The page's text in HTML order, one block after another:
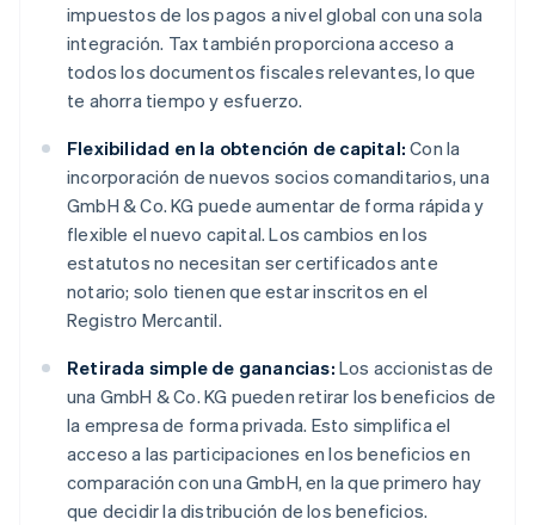
impuestos de los pagos a nivel global con una sola
integración. Tax también proporciona acceso a
todos los documentos fiscales relevantes, lo que
te ahorra tiempo y esfuerzo.
Flexibilidad en la obtención de capital: Con la
incorporación de nuevos socios comanditarios, una
GmbH & Co. KG puede aumentar de forma rápida y
flexible el nuevo capital. Los cambios en los
estatutos no necesitan ser certificados ante
notario; solo tienen que estar inscritos en el
Registro Mercantil.
Retirada simple de ganancias: Los accionistas de
una GmbH & Co. KG pueden retirar los beneficios de
la empresa de forma privada. Esto simplifica el
acceso a las participaciones en los beneficios en
comparación con una GmbH, en la que primero hay
que decidir la distribución de los beneficios.